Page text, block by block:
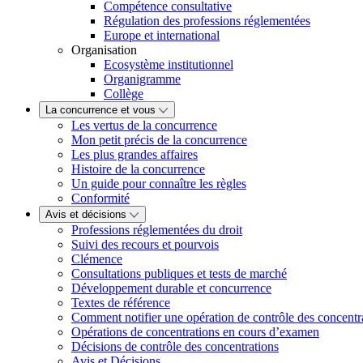
Compétence consultative
Régulation des professions réglementées
Europe et international
Organisation
Ecosystème institutionnel
Organigramme
Collège
La concurrence et vous
Les vertus de la concurrence
Mon petit précis de la concurrence
Les plus grandes affaires
Histoire de la concurrence
Un guide pour connaître les règles
Conformité
Avis et décisions
Professions réglementées du droit
Suivi des recours et pourvois
Clémence
Consultations publiques et tests de marché
Développement durable et concurrence
Textes de référence
Comment notifier une opération de contrôle des
Opérations de concentrations en cours d’examen
Décisions de contrôle des concentrations